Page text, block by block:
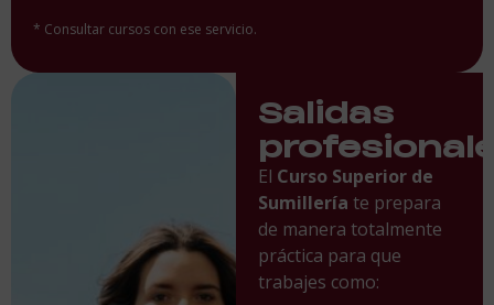
* Consultar cursos con ese servicio.
Salidas
El Curso Superior de
Sumillería te prepara
de manera totalmente
práctica para que
trabajes como: